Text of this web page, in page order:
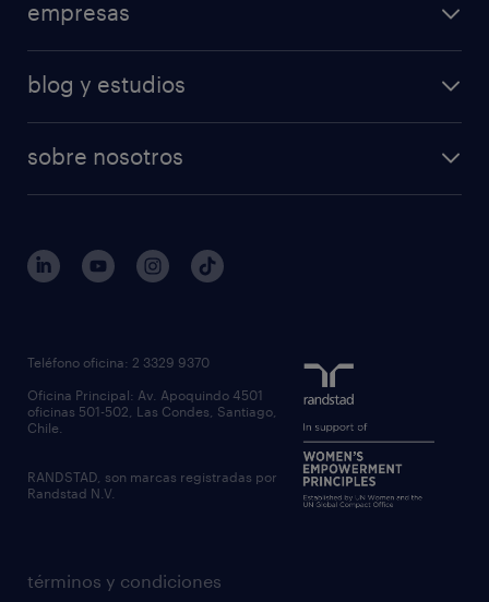
empresas
blog y estudios
sobre nosotros
términos y condiciones
Teléfono oficina: 2 3329 9370
Oficina Principal: Av. Apoquindo 4501
oficinas 501-502, Las Condes, Santiago,
Chile.
RANDSTAD, son marcas registradas por
Randstad N.V.